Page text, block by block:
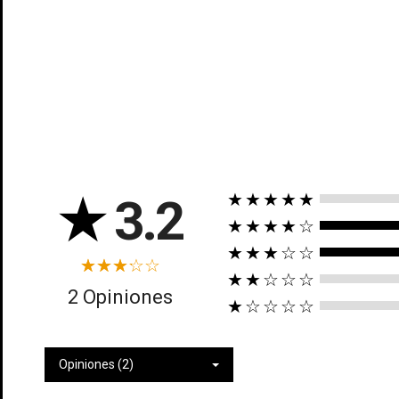
★3.2
2 Opiniones
★★★★★
★★★★☆
★★★☆☆
★★☆☆☆
★☆☆☆☆
Opiniones (2)